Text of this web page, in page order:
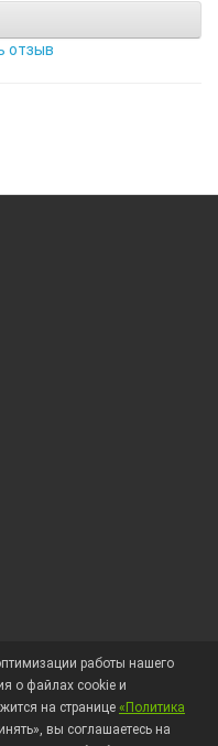
отзыв
работы нашего
о файлах cookie и
на странице «Политика
вы соглашаетесь на